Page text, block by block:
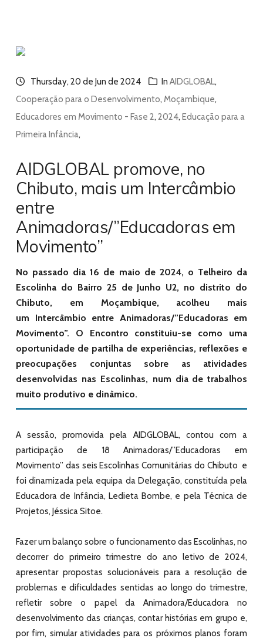
Thursday, 20 de Jun de 2024 In AIDGLOBAL,
Cooperação para o Desenvolvimento, Moçambique,
Educadores em Movimento - Fase 2, 2024, Educação para a
Primeira Infância,
AIDGLOBAL promove, no
Chibuto, mais um Intercâmbio
entre
Animadoras/”Educadoras em
Movimento”
No passado dia 16 de maio de 2024, o Telheiro da
Escolinha do Bairro 25 de Junho U2, no distrito do
Chibuto, em Moçambique, acolheu mais
um Intercâmbio entre Animadoras/”Educadoras em
Movimento”. O Encontro constituiu-se como uma
oportunidade de partilha de experiências, reflexões e
preocupações conjuntas sobre as atividades
desenvolvidas nas Escolinhas, num dia de trabalhos
muito produtivo e dinâmico.
A sessão, promovida pela AIDGLOBAL, contou com a
participação de 18 Animadoras/”Educadoras em
Movimento” das seis Escolinhas Comunitárias do Chibuto e
foi dinamizada pela equipa da Delegação, constituída pela
Educadora de Infância, Ledieta Bombe, e pela Técnica de
Projetos, Jéssica Sitoe.
Fazer um balanço sobre o funcionamento das Escolinhas, no
decorrer do primeiro trimestre do ano letivo de 2024,
apresentar propostas solucionáveis para a resolução de
problemas e dificuldades sentidas ao longo do trimestre,
refletir sobre o papel da Animadora/Educadora no
desenvolvimento das crianças, contar histórias em grupo e,
por fim, simular atividades para os próximos planos foram